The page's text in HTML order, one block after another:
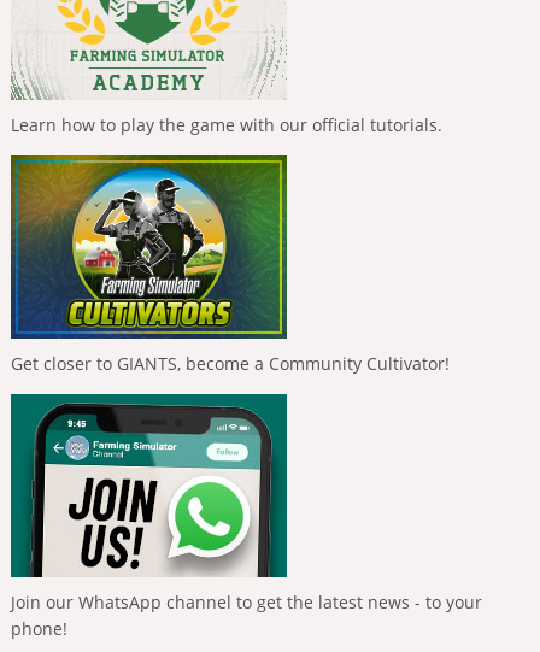
Learn how to play the game with our official tutorials.
Get closer to GIANTS, become a Community Cultivator!
Join our WhatsApp channel to get the latest news - to your
phone!